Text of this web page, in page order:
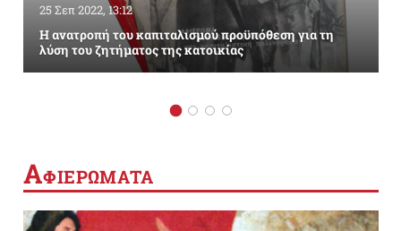
25 Σεπ 2022, 13:12
Η ανατροπή του καπιταλισμού προϋπόθεση για τη
λύση του ζητήματος της κατοικίας
ΑΦΙΕΡΩΜΑΤΑ